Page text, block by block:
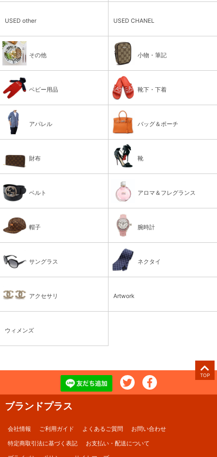
USED other USED CHANEL
その他 小物・筆記
ベビー用品 靴下・下着
アパレル バッグ＆ポーチ
財布 靴
ベルト アロマ＆フレグランス
帽子 腕時計
サングラス ネクタイ
アクセサリ Artwork
ウィメンズ
TOP
ブランドプラス
会社情報 ご利用ガイド よくあるご質問
お問い合わせ
特定商取引法に基づく表記
お支払い・配送について